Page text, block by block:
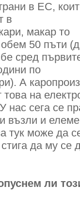
в ЕС,
в
макар то
50 пъти
сред
по
А
на
нас сега се
възли и
тук може да
да му се
ли